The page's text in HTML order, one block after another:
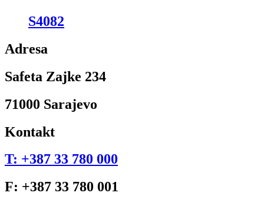
S4082
Adresa
Safeta Zajke 234
71000 Sarajevo
Kontakt
T: +387 33 780 000
F: +387 33 780 001